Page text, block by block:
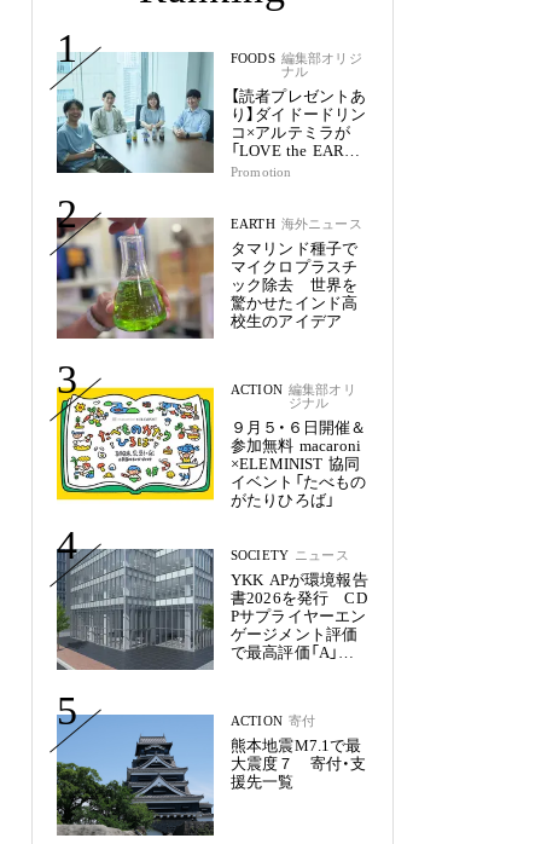
1
FOODS 編集部オリジ
ナル
【読者プレゼントあ
り】ダイドードリン
コ×アルテミラが
「LOVE the EARTH
シリーズ」で目指す
Promotion
2 EARTH 海外ニュース
タマリンド種子で
マイクロプラスチ
ック除去 世界を
驚かせたインド高
校生のアイデア
3 ACTION 編集部オリ
ジナル
９月５・６日開催＆
参加無料 macaroni
×ELEMINIST 協同
イベント「たべもの
がたりひろば」
4 SOCIETY ニュース
YKK APが環境報告
書2026を発行 CD
Pサプライヤーエン
ゲージメント評価
で最高評価「A」を
5 ACTION 寄付
熊本地震M7.1で最
大震度７ 寄付・支
援先一覧